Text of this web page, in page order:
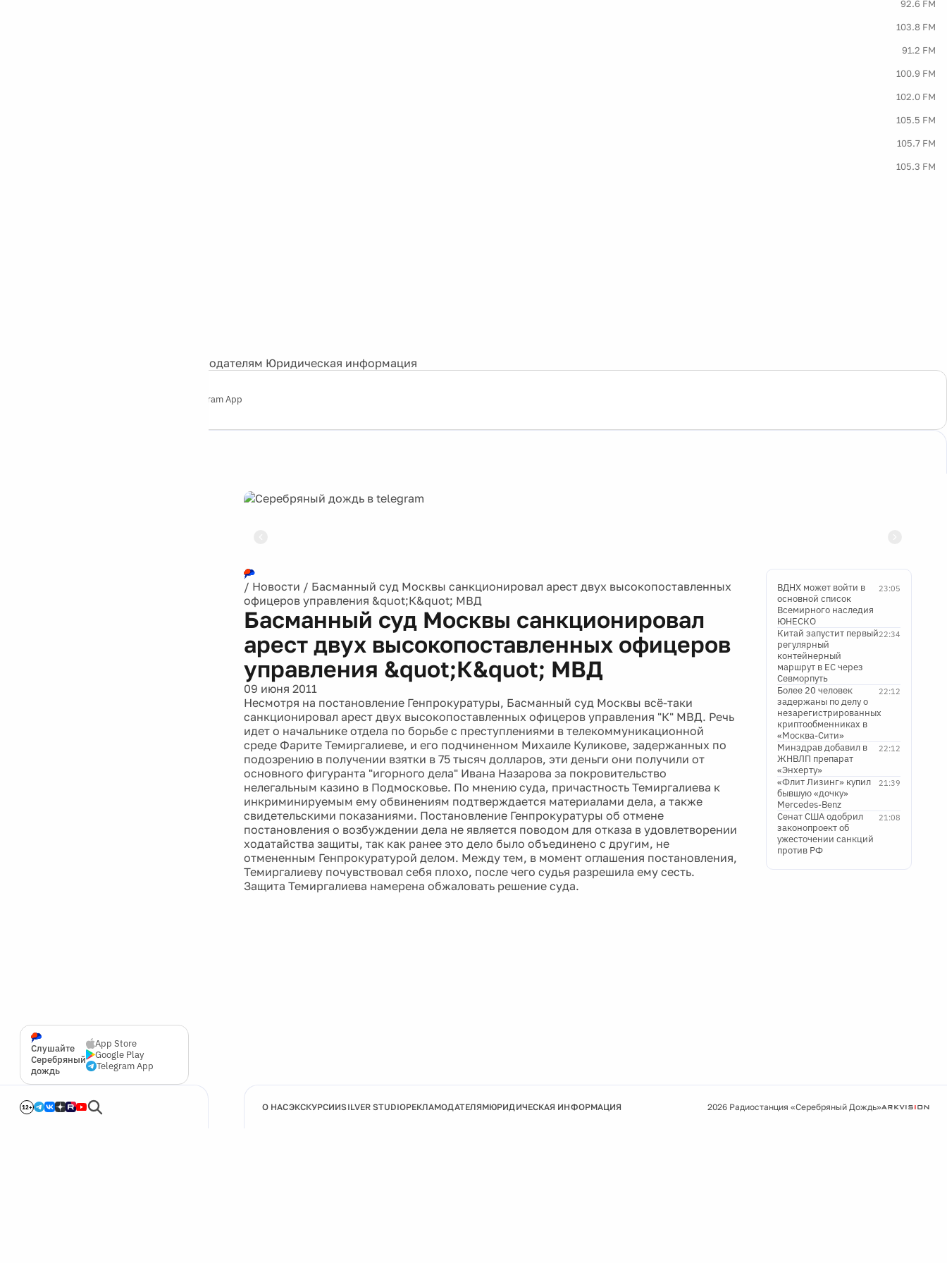
92.6 FM
103.8 FM
91.2 FM
100.9 FM
102.0 FM
105.5 FM
105.7 FM
105.3 FM
Рекламодателям Юридическая информация
Telegram App
Слушайте
Серебряный
дождь
App Store
Google Play
Telegram App
12+
/ Новости / Басманный суд Москвы санкционировал арест двух высокопоставленных
офицеров управления &quot;К&quot; МВД
Басманный суд Москвы санкционировал
арест двух высокопоставленных офицеров
управления &quot;К&quot; МВД
09 июня 2011
Несмотря на постановление Генпрокуратуры, Басманный суд Москвы всё-таки
санкционировал арест двух высокопоставленных офицеров управления "К" МВД. Речь
идет о начальнике отдела по борьбе с преступлениями в телекоммуникационной
среде Фарите Темиргалиеве, и его подчиненном Михаиле Куликове, задержанных по
подозрению в получении взятки в 75 тысяч долларов, эти деньги они получили от
основного фигуранта "игорного дела" Ивана Назарова за покровительство
нелегальным казино в Подмосковье. По мнению суда, причастность Темиргалиева к
инкриминируемым ему обвинениям подтверждается материалами дела, а также
свидетельскими показаниями. Постановление Генпрокуратуры об отмене
постановления о возбуждении дела не является поводом для отказа в удовлетворении
ходатайства защиты, так как ранее это дело было объединено с другим, не
отмененным Генпрокуратурой делом. Между тем, в момент оглашения постановления,
Темиргалиеву почувствовал себя плохо, после чего судья разрешила ему сесть.
Защита Темиргалиева намерена обжаловать решение суда.
23:05
ВДНХ может войти в
основной список
Всемирного наследия
ЮНЕСКО
22:34
Китай запустит первый
регулярный
контейнерный
маршрут в ЕС через
Севморпуть
22:12
Более 20 человек
задержаны по делу о
незарегистрированных
криптообменниках в
«Москва-Сити»
22:12
Минздрав добавил в
ЖНВЛП препарат
«Энхерту»
21:39
«Флит Лизинг» купил
бывшую «дочку»
Mercedes-Benz
21:08
Сенат США одобрил
законопроект об
ужесточении санкций
против РФ
О НАСЭКСКУРСИИSILVER STUDIOРЕКЛАМОДАТЕЛЯМЮРИДИЧЕСКАЯ ИНФОРМАЦИЯ 2026 Радиостанция «Серебряный Дождь»